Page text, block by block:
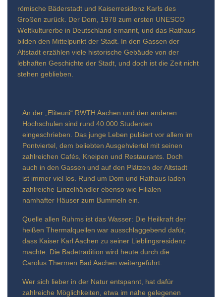
römische Bäderstadt und Kaiserresidenz Karls des
Großen zurück. Der Dom, 1978 zum ersten UNESCO
Weltkulturerbe in Deutschland ernannt, und das Rathaus
bilden den Mittelpunkt der Stadt. In den Gassen der
Altstadt erzählen viele historische Gebäude von der
lebhaften Geschichte der Stadt, und doch ist die Zeit nicht
stehen geblieben.
An der „Eliteuni“ RWTH Aachen und den anderen
Hochschulen sind rund 40.000 Studenten
eingeschrieben. Das junge Leben pulsiert vor allem im
Pontviertel, dem beliebten Ausgehviertel mit seinen
zahlreichen Cafés, Kneipen und Restaurants. Doch
auch in den Gassen und auf den Plätzen der Altstadt
ist immer viel los. Rund um Dom und Rathaus laden
zahlreiche Einzelhändler ebenso wie Filialen
namhafter Häuser zum Bummeln ein.
Quelle allen Ruhms ist das Wasser: Die Heilkraft der
heißen Thermalquellen war ausschlaggebend dafür,
dass Kaiser Karl Aachen zu seiner Lieblingsresidenz
machte. Die Badetradition wird heute durch die
Carolus Thermen Bad Aachen weitergeführt.
Wer sich lieber in der Natur entspannt, hat dafür
zahlreiche Möglichkeiten, etwa im nahe gelegenen